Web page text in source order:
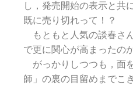
し，発売開始の表示と共
既に売り切れって！？
もともと人気の談春さ
で更に関心が高まったのか
がっかりしつつも，面
師」の裏の目留めまでこ